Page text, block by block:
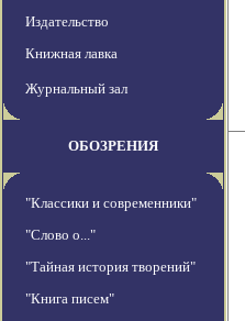
Издательство
Книжная лавка
Журнальный зал
ОБОЗРЕНИЯ
"Классики и современники"
"Слово о..."
"Тайная история творений"
"Книга писем"